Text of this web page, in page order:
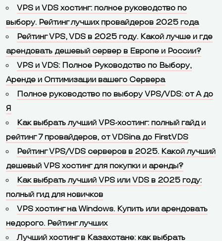
VPS и VDS хостинг: полное руководство по
выбору. Рейтинг лучших провайдеров 2025 года
Рейтинг VPS, VDS в 2025 году. Какой лучше и где
арендовать дешевый сервер в Европе и России?
VPS и VDS: Полное Руководство по Выбору,
Аренде и Оптимизации вашего Сервера
Полное руководство по выбору VPS/VDS: от А до
Я
Как выбрать лучший VPS-хостинг: полный гайд и
рейтинг 7 провайдеров, от VDSina до FirstVDS
Рейтинг VPS/VDS серверов в 2025. Какой лучший
дешевый VPS хостинг для покупки и аренды?
Как выбрать лучший VPS или VDS в 2025 году:
полный гид для новичков
VPS хостинг на Windows. Купить или арендовать
недорого. Рейтинг лучших
Лучший хостинг в Казахстане: как выбрать